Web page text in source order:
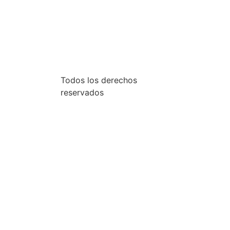
Todos los derechos
reservados